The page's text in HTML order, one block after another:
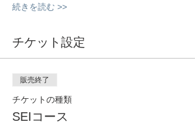
続きを読む >>
チケット設定
販売終了
チケットの種類
SEIコース